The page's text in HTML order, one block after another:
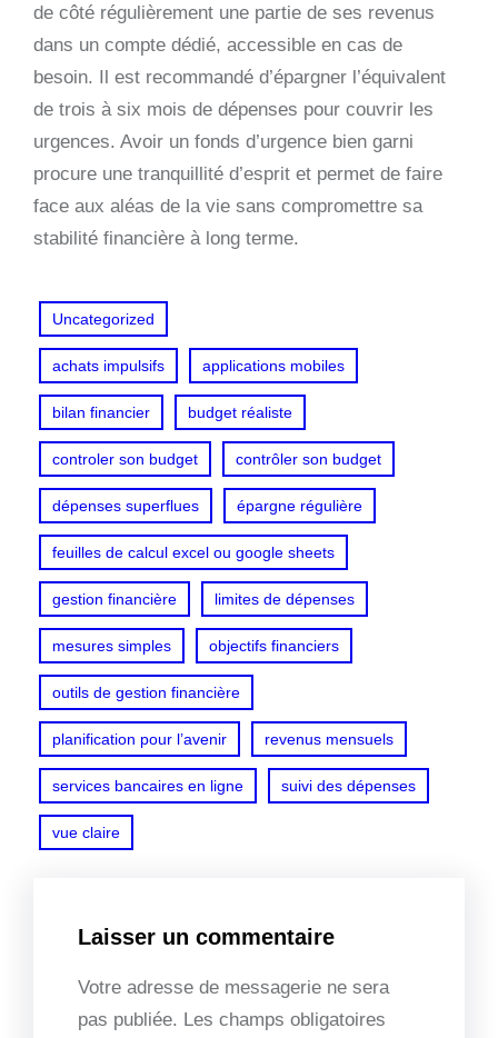
de côté régulièrement une partie de ses revenus
dans un compte dédié, accessible en cas de
besoin. Il est recommandé d’épargner l’équivalent
de trois à six mois de dépenses pour couvrir les
urgences. Avoir un fonds d’urgence bien garni
procure une tranquillité d’esprit et permet de faire
face aux aléas de la vie sans compromettre sa
stabilité financière à long terme.
Uncategorized
achats impulsifs applications mobiles
bilan financier budget réaliste
controler son budget contrôler son budget
dépenses superflues épargne régulière
feuilles de calcul excel ou google sheets
gestion financière limites de dépenses
mesures simples objectifs financiers
outils de gestion financière
planification pour l’avenir revenus mensuels
services bancaires en ligne suivi des dépenses
vue claire
Laisser un commentaire
Votre adresse de messagerie ne sera
pas publiée. Les champs obligatoires